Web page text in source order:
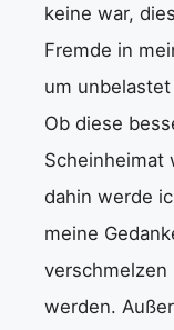
keine war,
Fremde in
um
Ob diese
Scheinheimat
dahin werde
meine
verschmelzen
werden.